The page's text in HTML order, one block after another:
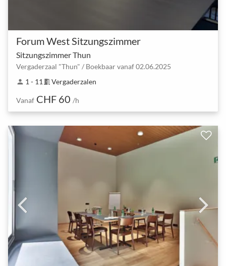
Forum West Sitzungszimmer
Sitzungszimmer Thun
Vergaderzaal "Thun" / Boekbaar vanaf 02.06.2025
person 1 - 11 meeting_room Vergaderzalen
Vanaf CHF 60 /h